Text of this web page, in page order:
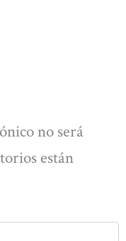
no será
están